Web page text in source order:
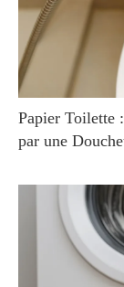
Papier Toilette
par une